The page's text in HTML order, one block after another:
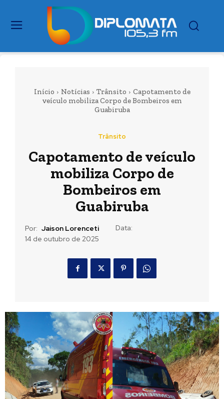
Início Notícias Trânsito
Capotamento de
veículo mobiliza Corpo de Bombeiros em
Guabiruba
Trânsito
Capotamento de veículo
mobiliza Corpo de
Bombeiros em
Guabiruba
Por: Jaison Lorenceti
Data:
14 de outubro de 2025